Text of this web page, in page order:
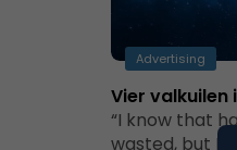
Advertising
Vier valkuilen
“I know that
wasted, but